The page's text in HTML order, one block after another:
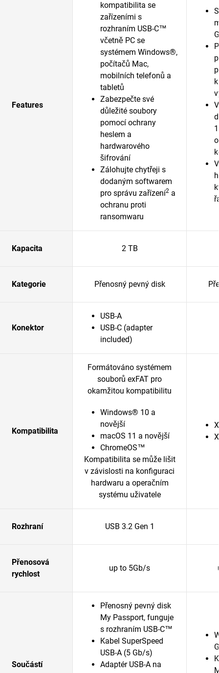
Features
kompatibilita se
zařízeními s
rozhraním USB-C™
včetně PC se
systémem Windows®,
počítačů Mac,
mobilních telefonů a
tabletů
Zabezpečte své
důležité soubory
pomocí ochrany
heslem a
hardwarového
šifrování
Zálohujte chytřeji s
dodaným softwarem
pro správu zařízení2 a
ochranu proti
ransomwaru
Kapacita 2 TB
Kategorie Přenosný pevný disk
Konektor
USB-A
USB-C (adapter
included)
Kompatibilita
Formátováno systémem
souborů exFAT pro
okamžitou kompatibilitu
Windows® 10 a
novější
macOS 11 a novější
ChromeOS™
Kompatibilita se může lišit
v závislosti na konfiguraci
hardwaru a operačním
systému uživatele
Rozhraní USB 3.2 Gen 1
Přenosová
rychlost
up to 5Gb/s
Součástí
Přenosný pevný disk
My Passport, funguje
s rozhraním USB-C™
Kabel SuperSpeed
USB-A (5 Gb/s)
Adaptér USB-A na